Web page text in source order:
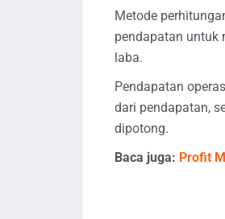
Metode
pendapatan untuk
laba.
Pendapatan
dari pendapatan,
dipotong.
Baca juga: Profit